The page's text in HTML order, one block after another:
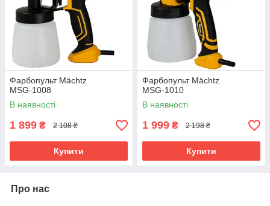
Фарбопульт Mächtz
MSG‑1008
В наявності
1 899 ₴ 2 108 ₴
Купити
Фарбопульт Mächtz
MSG‑1010
В наявності
1 999 ₴ 2 198 ₴
Купити
Про нас